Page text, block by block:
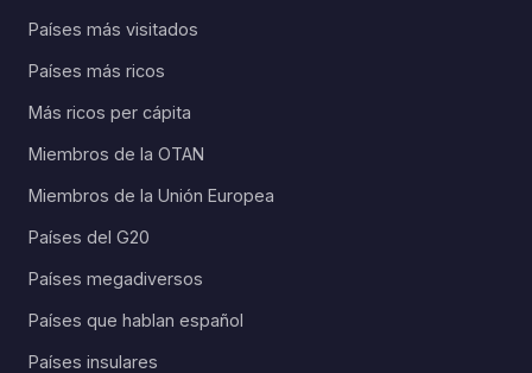
Países más visitados
Países más ricos
Más ricos per cápita
Miembros de la OTAN
Miembros de la Unión Europea
Países del G20
Países megadiversos
Países que hablan español
Países insulares